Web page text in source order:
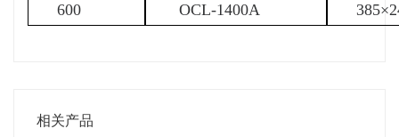
600
OCL-1400A
相关产品